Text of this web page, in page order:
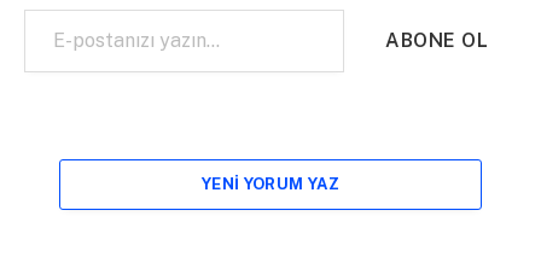
E-postanızı yazın…
ABONE OL
YENI YORUM YAZ